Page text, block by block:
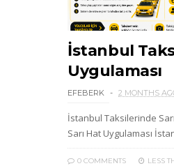
İstanbul
Uygulaması
EFEBERK 2 MONTHS
İstanbul Taksilerinde
Sarı Hat Uygulaması
0 COMMENTS LESS